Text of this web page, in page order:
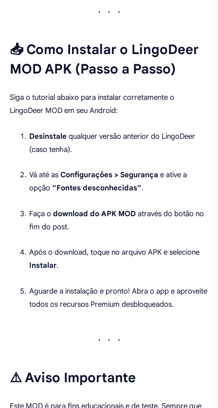
📥 Como Instalar o LingoDeer
MOD APK (Passo a Passo)
Siga o tutorial abaixo para instalar corretamente o
LingoDeer MOD em seu Android:
Desinstale qualquer versão anterior do LingoDeer
(caso tenha).
Vá até as Configurações > Segurança e ative a
opção “Fontes desconhecidas”.
Faça o download do APK MOD através do botão no
fim do post.
Após o download, toque no arquivo APK e selecione
Instalar.
Aguarde a instalação e pronto! Abra o app e aproveite
todos os recursos Premium desbloqueados.
⚠️ Aviso Importante
Este MOD é para fins educacionais e de teste. Sempre que